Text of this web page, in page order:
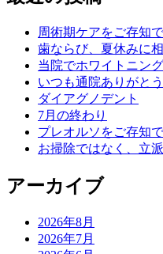
周術期ケアをご存知
歯ならび、夏休みに
当院でホワイトニング
いつも通院ありがと
ダイアグノデント
7月の終わり
プレオルソをご存知
お掃除ではなく、立
アーカイブ
2026年8月
2026年7月